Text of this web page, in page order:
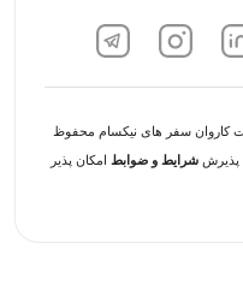
کاروان سفر های نیکسام محفوظ
پذیرش شرایط و ضوابط امکان پذیر